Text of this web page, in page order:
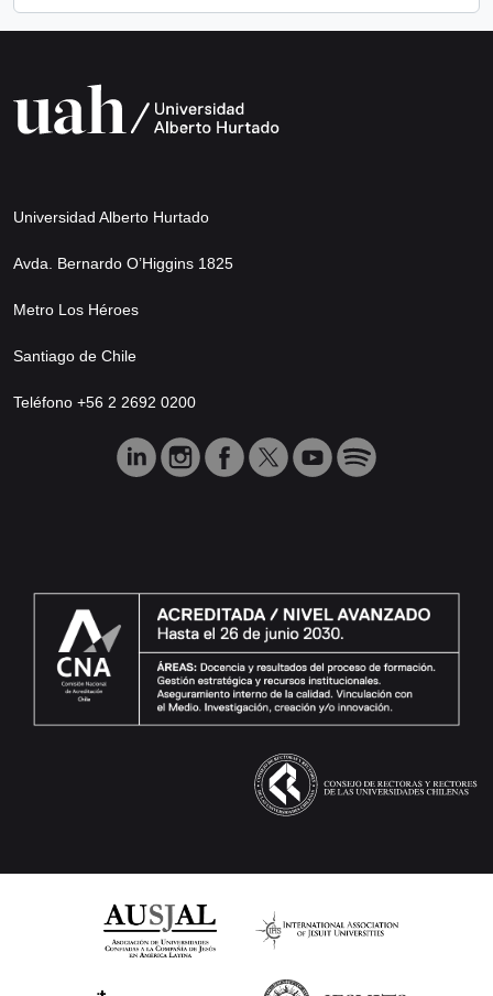
Universidad Alberto Hurtado
Avda. Bernardo O’Higgins 1825
Metro Los Héroes
Santiago de Chile
Teléfono +56 2 2692 0200